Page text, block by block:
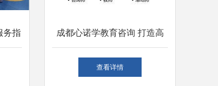
务指 成都心诺学教育咨询 打造高
效办公服务新标杆
查看详情